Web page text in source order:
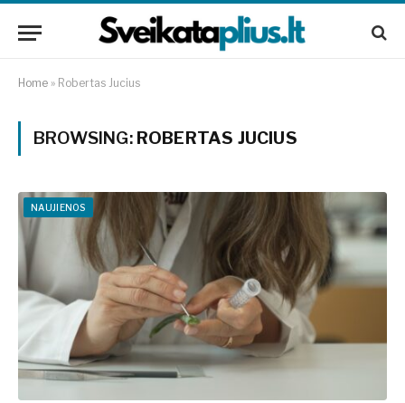
Home » Robertas Jucius
BROWSING: ROBERTAS JUCIUS
NAUJIENOS